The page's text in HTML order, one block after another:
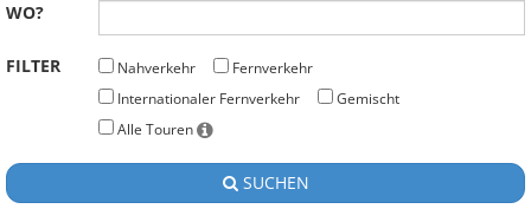
WO?
FILTER Nahverkehr
Fernverkehr
Internationaler Fernverkehr
Gemischt
Alle Touren
SUCHEN